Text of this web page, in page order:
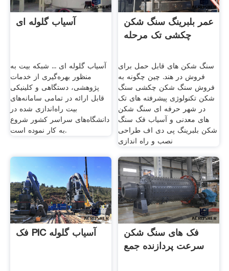
آسیاب گلوله ای
آسیاب گلوله ای ... شبکه بیت به
منظور بهره‌گیری از خدمات
پژوهشی، دستگاهی و کلینیکی
قابل ارائه در تمامی سامانه‌های
بیت راه‌اندازی شده در
دانشگاه‌های سراسر کشور شروع
به کار نموده است.
عمر بلبرینگ سنگ شکن
چکشی تک مرحله
سنگ شکن های قابل حمل برای
فروش در هند. چین چگونه به
فروش سنگ شکن چکشی سنگ
شکن تکنولوژی پیشرفته های تک
در شهر حرفه ای سنگ شکن
های معدنی و آسیاب فک سنگ
شکن بلبرینگ پی دی اف طراحی
نصب و راه اندازی
فک PIC آسیاب گلوله
فک های سنگ شکن
سرعت پردازنده جمع